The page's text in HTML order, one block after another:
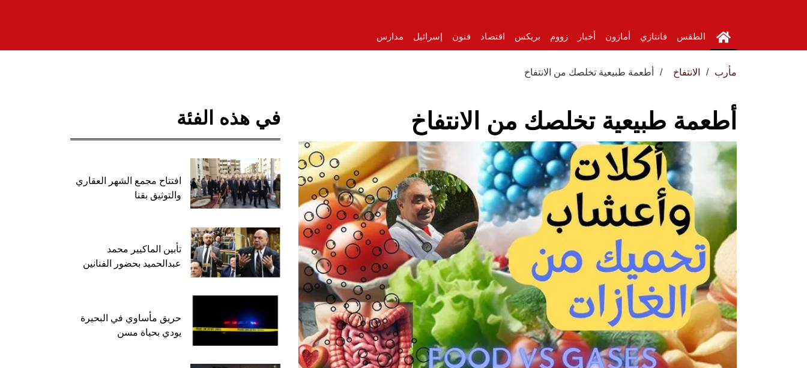
الطقس فانتازي أمازون أخبار زووم بريكس اقتصاد فنون إسرائيل مدارس
مأرب الانتفاخ أطعمة طبيعية تخلصك من الانتفاخ
أطعمة طبيعية تخلصك من الانتفاخ في هذه الفئة
افتتاح مجمع الشهر العقاري
والتوثيق بقنا
تأبين الماكيير محمد
عبدالحميد بحضور الفنانين
حريق مأساوي في البحيرة
يودي بحياة مسن